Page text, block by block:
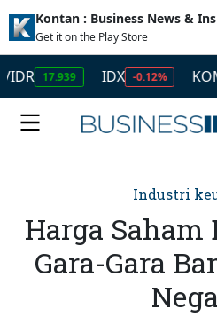
Kontan : Business News &
Get it on the Play Store
17.939 IDX -0.12%
Industri
Harga
Gara-Gara